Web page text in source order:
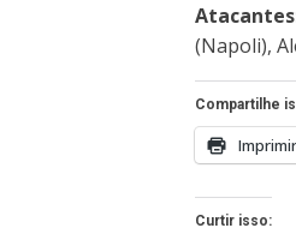
(Napoli),
Compartilhe
Imprimir
Curtir isso: